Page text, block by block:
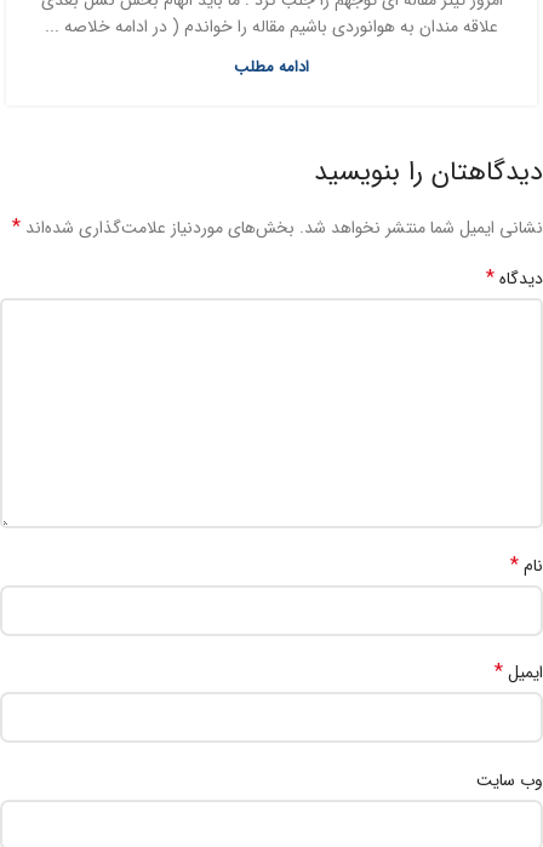
علاقه مندان به هوانوردی باشیم مقاله را خواندم ( در ادامه خلاصه ...
ادامه مطلب
دیدگاهتان را بنویسید
نشانی ایمیل شما منتشر نخواهد شد. بخش‌های موردنیاز علامت‌گذاری شده‌اند *
دیدگاه*
نام*
ایمیل*
وب‌ سایت